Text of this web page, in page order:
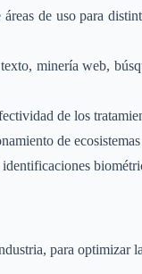
de uso para
minería web,
de los
de
para optimizar